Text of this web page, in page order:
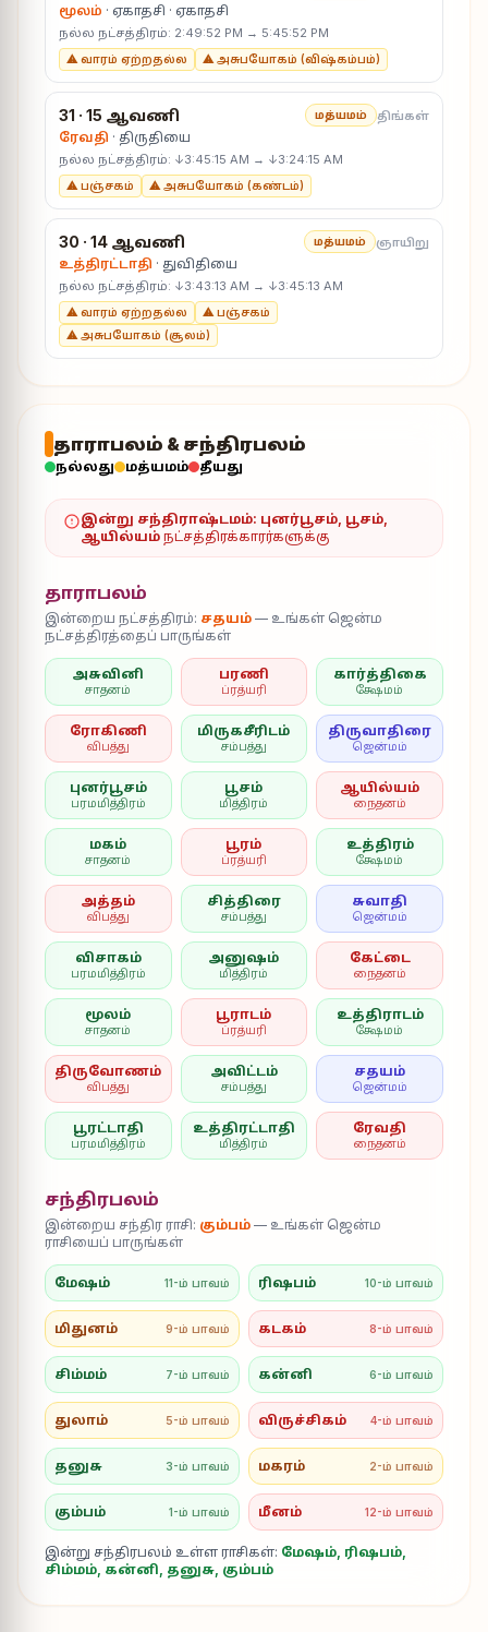
மூலம் · ஏகாதசி · ஏகாதசி
நல்ல நட்சத்திரம்: 2:49:52 PM → 5:45:52 PM
⚠ வாரம் ஏற்றதல்ல ⚠ அசுபயோகம் (விஷ்கம்பம்)
31 · 15 ஆவணி மத்யமம் திங்கள்
ரேவதி · திருதியை
நல்ல நட்சத்திரம்: ↓3:45:15 AM → ↓3:24:15 AM
⚠ பஞ்சகம் ⚠ அசுபயோகம் (கண்டம்)
30 · 14 ஆவணி மத்யமம் ஞாயிறு
உத்திரட்டாதி · துவிதியை
நல்ல நட்சத்திரம்: ↓3:43:13 AM → ↓3:45:13 AM
⚠ வாரம் ஏற்றதல்ல
⚠ பஞ்சகம்
⚠ அசுபயோகம் (சூலம்)
தாராபலம் & சந்திரபலம்
நல்லது மத்யமம் தீயது
இன்று சந்திராஷ்டமம்: புனர்பூசம், பூசம்,
ஆயில்யம் நட்சத்திரக்காரர்களுக்கு
தாராபலம்
இன்றைய நட்சத்திரம்: சதயம் — உங்கள் ஜென்ம
நட்சத்திரத்தைப் பாருங்கள்
அசுவினி
சாதனம்
பரணி
ப்ரத்யரி
கார்த்திகை
க்ஷேமம்
ரோகிணி
விபத்து
மிருகசீரிடம்
சம்பத்து
திருவாதிரை
ஜென்மம்
புனர்பூசம்
பரமமித்திரம்
பூசம்
மித்திரம்
ஆயில்யம்
நைதனம்
மகம்
சாதனம்
பூரம்
ப்ரத்யரி
உத்திரம்
க்ஷேமம்
அத்தம்
விபத்து
சித்திரை
சம்பத்து
சுவாதி
ஜென்மம்
விசாகம்
பரமமித்திரம்
அனுஷம்
மித்திரம்
கேட்டை
நைதனம்
மூலம்
சாதனம்
பூராடம்
ப்ரத்யரி
உத்திராடம்
க்ஷேமம்
திருவோணம்
விபத்து
அவிட்டம்
சம்பத்து
சதயம்
ஜென்மம்
பூரட்டாதி
பரமமித்திரம்
உத்திரட்டாதி
மித்திரம்
ரேவதி
நைதனம்
சந்திரபலம்
இன்றைய சந்திர ராசி: கும்பம் — உங்கள் ஜென்ம
ராசியைப் பாருங்கள்
மேஷம் 11-ம் பாவம் ரிஷபம் 10-ம் பாவம்
மிதுனம் 9-ம் பாவம் கடகம் 8-ம் பாவம்
சிம்மம் 7-ம் பாவம் கன்னி 6-ம் பாவம்
துலாம் 5-ம் பாவம் விருச்சிகம் 4-ம் பாவம்
தனுசு 3-ம் பாவம் மகரம் 2-ம் பாவம்
கும்பம் 1-ம் பாவம் மீனம் 12-ம் பாவம்
இன்று சந்திரபலம் உள்ள ராசிகள்: மேஷம், ரிஷபம்,
சிம்மம், கன்னி, தனுசு, கும்பம்